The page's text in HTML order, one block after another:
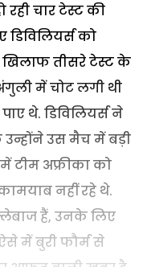
चार टेस्ट की
को
खिलाफ तीसरे टेस्ट के
में चोट लगी थी
थे. डिविलियर्स ने
उन्होंने उस मैच में बड़ी
टीम अफ्रीका को
नहीं रहे थे.
हैं, उनके लिए
में बुरी फौर्म से